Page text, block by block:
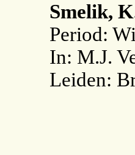
Smelik,
Period:
In: M.J.
Leiden: